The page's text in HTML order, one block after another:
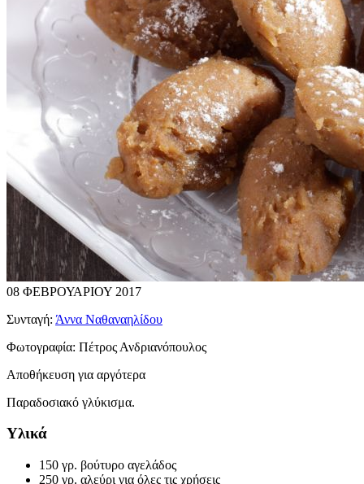
08 ΦΕΒΡΟΥΑΡΙΟΥ 2017
Συνταγή: Άννα Ναθαναηλίδου
Φωτογραφία: Πέτρος Ανδριανόπουλος
Αποθήκευση για αργότερα
Παραδοσιακό γλύκισμα.
Υλικά
150 γρ. βούτυρο αγελάδος
250 γρ. αλεύρι για όλες τις χρήσεις